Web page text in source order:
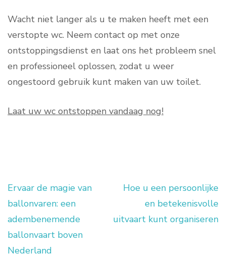
Wacht niet langer als u te maken heeft met een
verstopte wc. Neem contact op met onze
ontstoppingsdienst en laat ons het probleem snel
en professioneel oplossen, zodat u weer
ongestoord gebruik kunt maken van uw toilet.
Laat uw wc ontstoppen vandaag nog!
Berichtnavigatie
Ervaar de magie van
ballonvaren: een
adembenemende
ballonvaart boven
Nederland
Hoe u een persoonlijke
en betekenisvolle
uitvaart kunt organiseren